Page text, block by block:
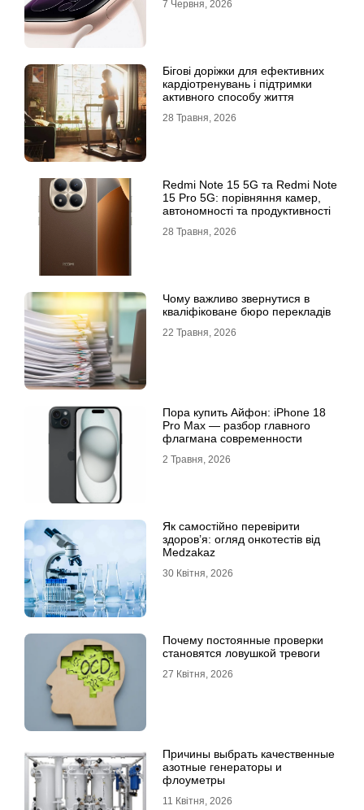
7 Червня, 2026
Бігові доріжки для ефективних
кардіотренувань і підтримки
активного способу життя
28 Травня, 2026
Redmi Note 15 5G та Redmi Note
15 Pro 5G: порівняння камер,
автономності та продуктивності
28 Травня, 2026
Чому важливо звернутися в
кваліфіковане бюро перекладів
22 Травня, 2026
Пора купить Айфон: iPhone 18
Pro Max — разбор главного
флагмана современности
2 Травня, 2026
Як самостійно перевірити
здоров’я: огляд онкотестів від
Medzakaz
30 Квітня, 2026
Почему постоянные проверки
становятся ловушкой тревоги
27 Квітня, 2026
Причины выбрать качественные
азотные генераторы и
флоуметры
11 Квітня, 2026